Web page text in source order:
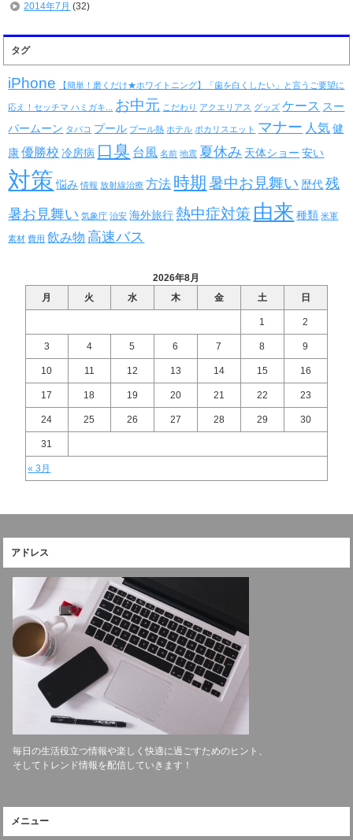
2014年7月 (32)
タグ
iPhone 【簡単！磨くだけ★ホワイトニング】「歯を白くしたい」と言うご要望に
応え！セッチマ ハミガキ... お中元 こだわり アクエリアス グッズ ケース スー
パームーン タバコ プール プール熱 ホテル ポカリスエット マナー 人気 健
康 優勝校 冷房病 口臭 台風 名前 地震 夏休み 天体ショー 安い
対策 悩み 情報 放射線治療 方法 時期 暑中お見舞い 歴代 残
暑お見舞い 気象庁 治安 海外旅行 熱中症対策 由来 種類 米軍
素材 費用 飲み物 高速バス
2026年8月
月
火 水 木 金 土 日
« 3月
1 2
3 4 5 6 7 8 9
10 11 12 13 14 15 16
17 18 19 20 21 22 23
24 25 26 27 28 29 30
31
アドレス
毎日の生活役立つ情報や楽しく快適に過ごすためのヒント、
そしてトレンド情報を配信していきます！
メニュー